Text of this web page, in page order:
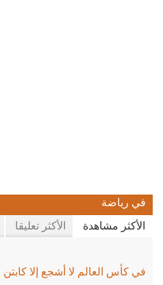
في رياضة
الأكثر مشاهدة الأكثر تعليقا
في كأس العالم لا أشجع إلا كابتن